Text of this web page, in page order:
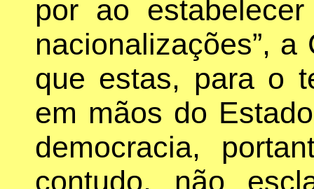
por ao
nacionalizações”,
que estas, para o
em mãos do
democracia,
contudo, não